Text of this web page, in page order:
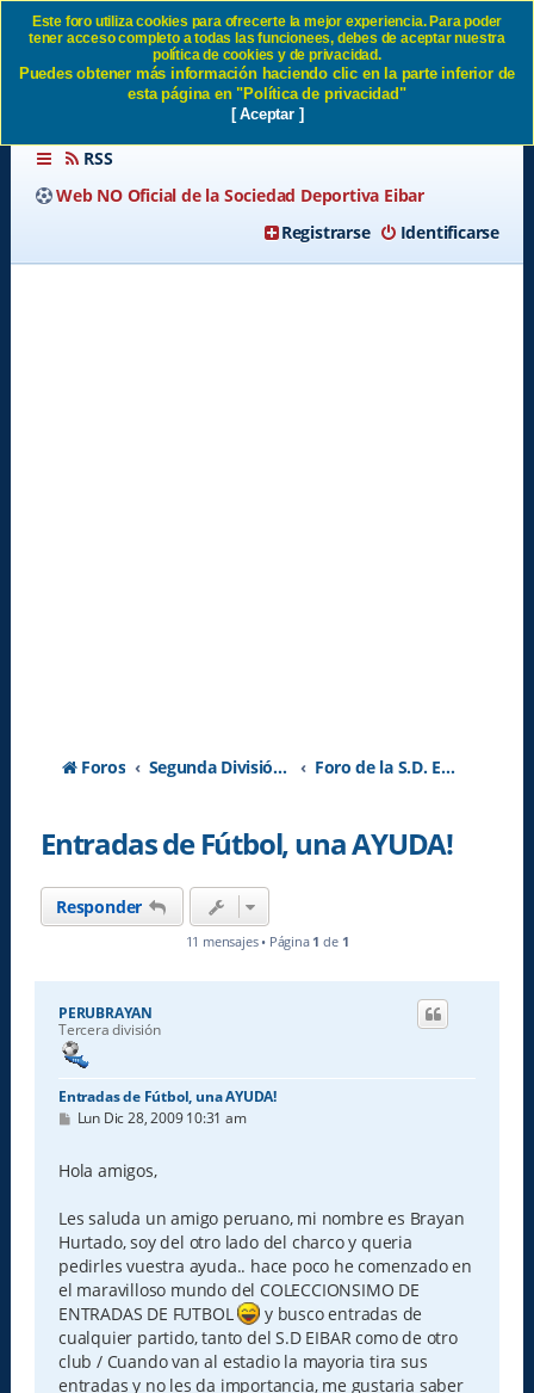
Entradas de Fútbol, una
AYUDA! SD Eibar
RSS
Web NO Oficial de la Sociedad Deportiva Eibar
Identificarse
Registrarse
Foros Segunda División A - Temporada 2026-2027 Foro de la S.D. Eibar
Entradas de Fútbol, una AYUDA!
Responder
11 mensajes • Página 1 de 1
PERUBRAYAN
Tercera división
Entradas de Fútbol, una AYUDA!
M
s
a
e
Lun Dic 28, 2009 10:31 am
Hola amigos,
Les saluda un amigo peruano, mi nombre es Brayan
Hurtado, soy del otro lado del charco y queria
pedirles vuestra ayuda.. hace poco he comenzado en
el maravilloso mundo del COLECCIONSIMO DE
ENTRADAS DE FUTBOL
y busco entradas de
cualquier partido, tanto del S.D EIBAR como de otro
club / Cuando van al estadio la mayoria tira sus
entradas y no les da importancia, me gustaria saber
Este foro utiliza cookies para ofrecerte la mejor experiencia. Para poder
tener acceso completo a todas las funcionees, debes de aceptar nuestra
política de cookies y de privacidad.
Puedes obtener más información haciendo clic en la parte inferior de
esta página en "Política de privacidad"
[ Aceptar ]